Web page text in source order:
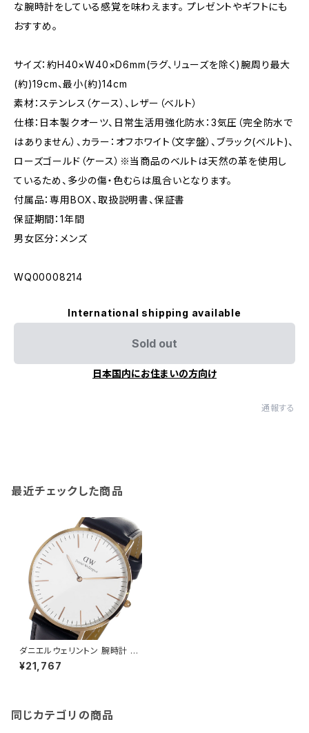
な腕時計をしている感覚を味わえます。 プレゼントやギフトにも
おすすめ。
サイズ：約H40×W40×D6mm(ラグ、リューズを除く)腕周り最大
(約)19cm、最小(約)14cm
素材：ステンレス（ケース）、レザー（ベルト）
仕様：日本製クオーツ、日常生活用強化防水：3気圧（完全防水で
はありません）、カラー：オフホワイト（文字盤）、ブラック(ベルト)、
ローズゴールド（ケース）※当商品のベルトは天然の革を使用し
ているため、多少の傷・色むらは風合いとなります。
付属品：専用BOX、取扱説明書、保証書
保証期間：1年間
男女区分：メンズ
WQ00008214
International shipping available
Sold out
日本国内にお住まいの方向け
通報する
最近チェックした商品
ダニエルウェリントン 腕時計 C
LASSIC SHEFIELD 40 ローズ
ゴールド 0107DW DW00100
¥21,767
同じカテゴリの商品